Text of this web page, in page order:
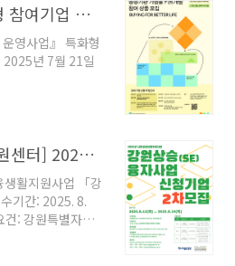
sub.do?
정 > 인·지정 공
래 복사하기를
눌러 붙여넣기
2025 소셜벤더 특화형 참여기업 모집 안내
영사업』 특화형
년 7월 21일
요내용:- 사회
품 지원- 플랫폼[강원지속가능경제지원센터] 2025년 서민금융생활지원사업 「강원상승SE 융자사업」 신청기업 2차 모집 안내
활지원사업 「강
기간: 2025. 8.
: 강원특별자치
협동조합○ 대출
(5천만원 한도),